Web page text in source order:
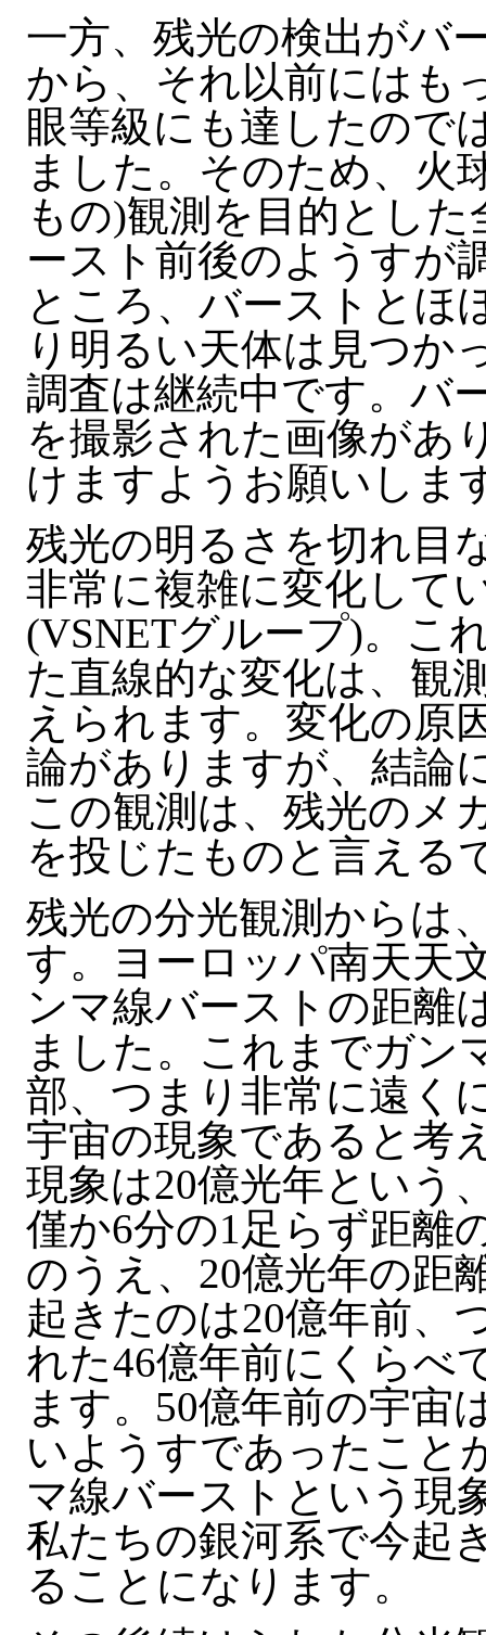
一方、残光の検出がバ
から、それ以前にはも
眼等級にも達したので
ました。そのため、火
もの)観測を目的とし
ースト前後のようすが
ところ、バーストとほ
り明るい天体は見つか
調査は継続中です。バ
を撮影された画像があ
けますようお願いしま
残光の明るさを切れ目
非常に複雑に変化して
(VSNETグループ)。こ
た直線的な変化は、観
えられます。変化の原
論がありますが、結論
この観測は、残光のメ
を投じたものと言える
残光の分光観測からは
す。ヨーロッパ南天天
ンマ線バーストの距離
ました。これまでガン
部、つまり非常に遠く
宇宙の現象であると考
現象は20億光年という
僅か6分の1足らず距離
のうえ、20億光年の距
起きたのは20億年前、
れた46億年前にくらべ
ます。50億年前の宇宙
いようすであったこと
マ線バーストという現
私たちの銀河系で今起
ることになります。